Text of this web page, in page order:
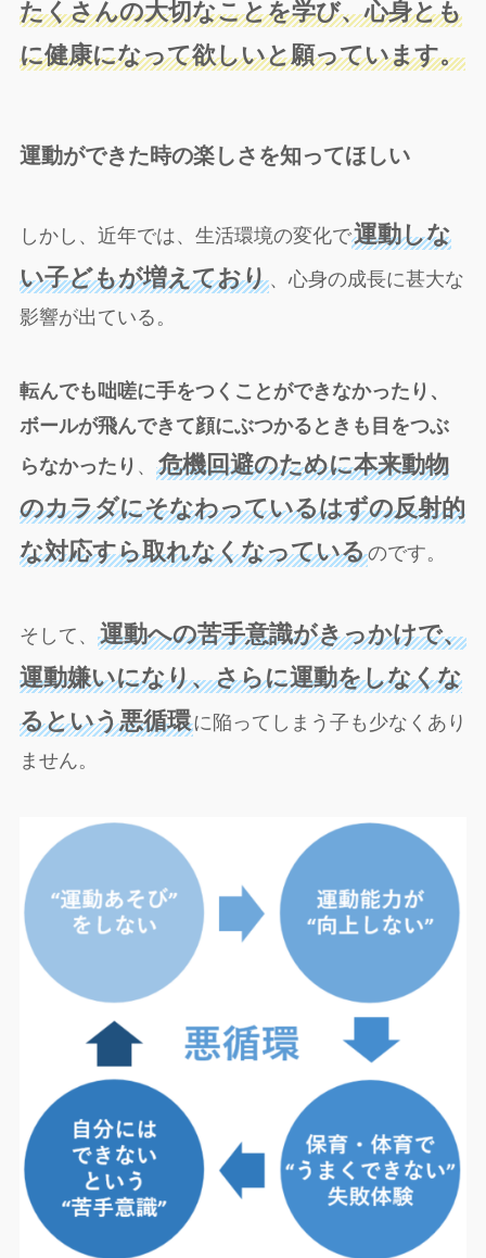
たくさんの大切なことを学び、心身とも
に健康になって欲しいと願っています。
運動ができた時の楽しさを知ってほしい
しかし、近年では、生活環境の変化で運動しな
い子どもが増えており、心身の成長に甚大な
影響が出ている。
転んでも咄嗟に手をつくことができなかったり、
ボールが飛んできて顔にぶつかるときも目をつぶ
らなかったり 、 危機回避のために本来動物
のカラダにそなわっているはずの反射的
な対応すら取れなくなっているのです。
そして、 運動への苦手意識がきっかけで、
運動嫌いになり、さらに運動をしなくな
るという悪循環に陥ってしまう子も少なくあり
ません。